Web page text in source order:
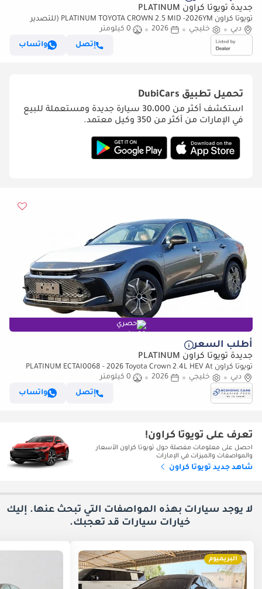
جديدة تويوتا كراون PLATINUM
تويوتا كراون PLATINUM TOYOTA CROWN 2.5 MID -2026YM (للتصدير
فقط)
دبي خليجي 2026
0 كيلومتر
إتصل
واتساب
تحميل تطبيق DubiCars
استكشف أكثر من 30،000 سيارة جديدة ومستعملة للبيع
في الإمارات من أكثر من 350 وكيل معتمد.
حصري
أطلب السعر
جديدة تويوتا كراون PLATINUM
تويوتا كراون PLATINUM ECTAI0068 - 2026 Toyota Crown 2.4L HEV At
Greyدبي خليجي 2026
0 كيلومتر
إتصل
واتساب
تعرف على تويوتا كراون!
احصل على معلومات مفصلة حول تويوتا كراون الأسعار
والمواصفات والميزات في الإمارات
شاهد جديد تويوتا كراون
لا يوجد سيارات بهذه المواصفات التي تبحث عنها. إليك
خيارات سيارات قد تعجبك.
البريميوم